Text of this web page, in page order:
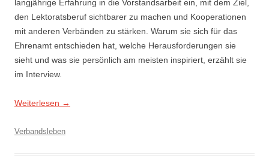
langjährige Erfahrung in die Vorstandsarbeit ein, mit dem Ziel,
den Lektoratsberuf sichtbarer zu machen und Kooperationen
mit anderen Verbänden zu stärken. Warum sie sich für das
Ehrenamt entschieden hat, welche Herausforderungen sie
sieht und was sie persönlich am meisten inspiriert, erzählt sie
im Interview.
Weiterlesen →
Verbandsleben